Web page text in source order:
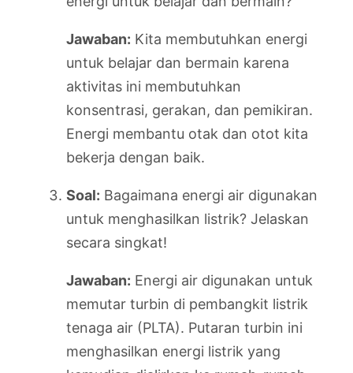
Jawaban: Kita membutuhkan energi
untuk belajar dan bermain karena
aktivitas ini membutuhkan
konsentrasi, gerakan, dan pemikiran.
Energi membantu otak dan otot kita
bekerja dengan baik.
Soal: Bagaimana energi air digunakan
untuk menghasilkan listrik? Jelaskan
secara singkat!
Jawaban: Energi air digunakan untuk
memutar turbin di pembangkit listrik
tenaga air (PLTA). Putaran turbin ini
menghasilkan energi listrik yang